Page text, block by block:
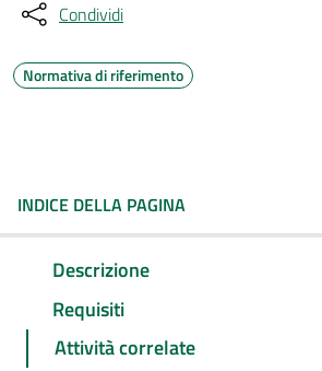
Condividi
Normativa di riferimento
INDICE DELLA PAGINA
Descrizione
Requisiti
Attività correlate